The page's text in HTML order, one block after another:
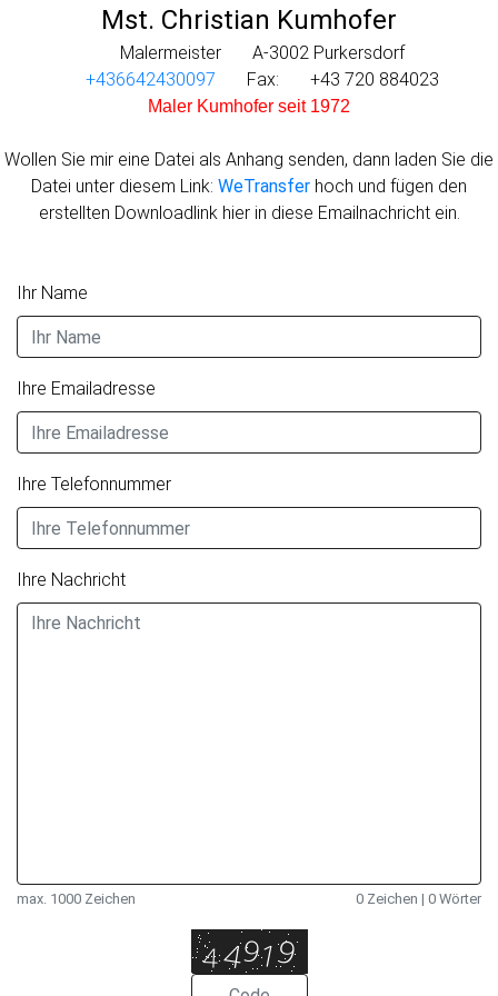
Mst. Christian Kumhofer
Malermeister
A-3002 Purkersdorf
+436642430097
Fax: +43 720 884023
Maler Kumhofer seit 1972
Wollen Sie mir eine Datei als Anhang senden, dann laden Sie die
Datei unter diesem Link: WeTransfer hoch und fügen den
erstellten Downloadlink hier in diese Emailnachricht ein.
Ihr Name
Ihre Emailadresse
Ihre Telefonnummer
Ihre Nachricht
max. 1000 Zeichen 0 Zeichen | 0 Wörter